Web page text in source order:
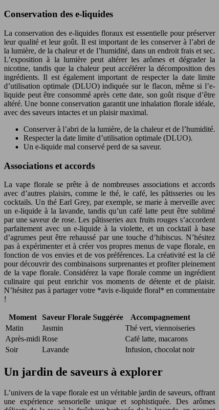
Conservation des e-liquides
La conservation des e-liquides floraux est essentielle pour préserver
leur qualité et leur goût. Il est important de les conserver à l’abri de
la lumière, de la chaleur et de l’humidité, dans un endroit frais et sec.
L’exposition à la lumière peut altérer les arômes et dégrader la
nicotine, tandis que la chaleur peut accélérer la décomposition des
ingrédients. Il est également important de respecter la date limite
d’utilisation optimale (DLUO) indiquée sur le flacon, même si l’e-
liquide peut être consommé après cette date, son goût risque d’être
altéré. Une bonne conservation garantit une inhalation florale idéale,
avec des saveurs intactes et un plaisir maximal.
Conserver à l’abri de la lumière, de la chaleur et de l’humidité.
Respecter la date limite d’utilisation optimale (DLUO).
Un e-liquide mal conservé perd de sa saveur.
Associations et accords
La vape florale se prête à de nombreuses associations et accords
avec d’autres plaisirs, comme le thé, le café, les pâtisseries ou les
cocktails. Un thé Earl Grey, par exemple, se marie à merveille avec
un e-liquide à la lavande, tandis qu’un café latte peut être sublimé
par une saveur de rose. Les pâtisseries aux fruits rouges s’accordent
parfaitement avec un e-liquide à la violette, et un cocktail à base
d’agrumes peut être rehaussé par une touche d’hibiscus. N’hésitez
pas à expérimenter et à créer vos propres menus de vape florale, en
fonction de vos envies et de vos préférences. La créativité est la clé
pour découvrir des combinaisons surprenantes et profiter pleinement
de la vape florale. Considérez la vape florale comme un ingrédient
culinaire qui peut enrichir vos moments de détente et de plaisir.
N’hésitez pas à partager votre *avis e-liquide floral* en commentaire
!
Moment Saveur Florale Suggérée
Accompagnement
Matin
Jasmin
Thé vert, viennoiseries
Après-midi Rose
Café latte, macarons
Soir
Lavande Infusion, chocolat noir
Un jardin de saveurs à explorer
L’univers de la vape florale est un véritable jardin de saveurs, offrant
une expérience sensorielle unique et sophistiquée. Des arômes